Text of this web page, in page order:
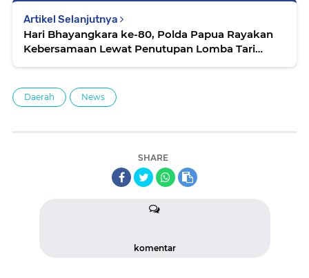
Artikel Selanjutnya
Hari Bhayangkara ke-80, Polda Papua Rayakan
Kebersamaan Lewat Penutupan Lomba Tari
Daerah News
SHARE
komentar